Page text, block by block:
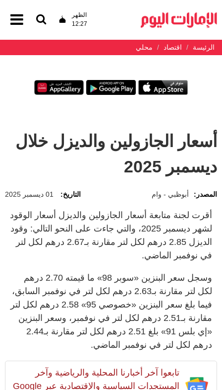
الظهر
12:27
الرئيسة اقتصاد محلي
أسعار الجازولين والديزل خلال
ديسمبر 2025
المصدر: أبوظبي - وام التاريخ: 01 ديسمبر 2025
أقرت لجنة متابعة أسعار الجازولين والديزل أسعار الوقود
لشهر ديسمبر 2025، والتي جاءت على النحو التالي: وقود
الديزل 2.85 درهم لكل لتر مقارنة بـ2.67 درهم لكل لتر
في نوفمبر الماضي.
وسجل سعر البنزين «سوبر 98» ما قيمته 2.70 درهم
لكل لتر مقارنة بـ2.63 درهم لكل لتر في نوفمبر السابق،
فيما بلغ سعر البنزين «خصوصي 95» 2.58 درهم لكل لتر
مقارنة بـ2.51 درهم لكل لتر في نوفمبر، وسعر البنزين
«إي بلس 91» بلغ 2.51 درهم لكل لتر مقارنة بـ2.44
درهم لكل لتر في نوفمبر الماضي.
تابعوا آخر أخبارنا المحلية والرياضية وآخر
المستجدات السياسية والإقتصادية عبر Google